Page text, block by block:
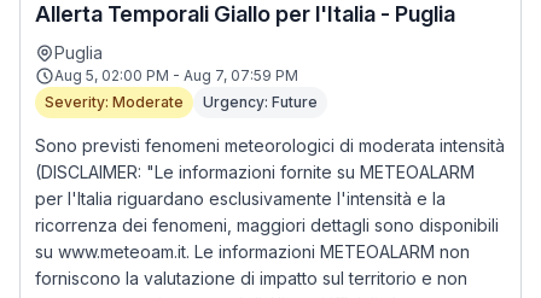
Allerta Temporali Giallo per l'Italia - Puglia
Puglia
Aug 5, 02:00 PM - Aug 7, 07:59 PM
Severity: Moderate
Urgency: Future
Sono previsti fenomeni meteorologici di moderata intensità
(DISCLAIMER: "Le informazioni fornite su METEOALARM
per l'Italia riguardano esclusivamente l'intensità e la
ricorrenza dei fenomeni, maggiori dettagli sono disponibili
su www.meteoam.it. Le informazioni METEOALARM non
forniscono la valutazione di impatto sul territorio e non